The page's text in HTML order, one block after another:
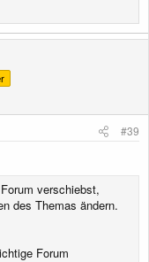
#39
verschiebst,
des Themas ändern.
Forum